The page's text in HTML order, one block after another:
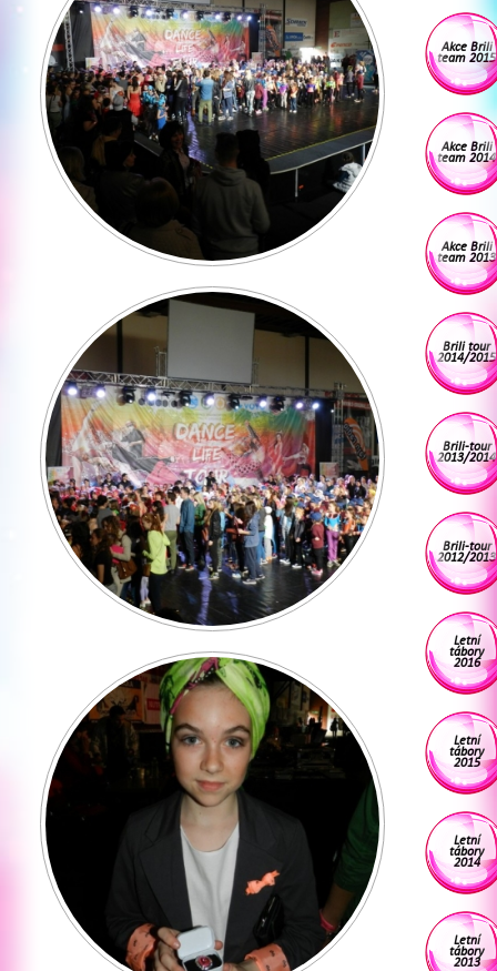
Akce Brili
team 2015
Akce Brili
team 2014
Akce Brili
team 2013
Brili tour
2014/2015
Brili-tour
2013/2014
Brili-tour
2012/2013
Letní
tábory
2016
Letní
tábory
2015
Letní
tábory
2014
Letní
tábory
2013